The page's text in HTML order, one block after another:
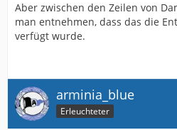
Aber zwischen den Zeilen von
man entnehmen, dass das die
verfügt wurde.
arminia_blue
Erleuchteter